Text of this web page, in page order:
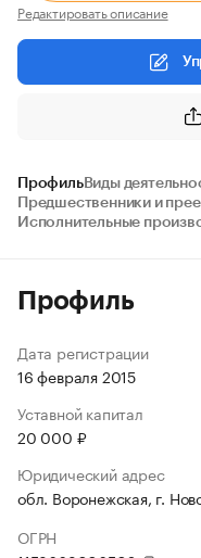
Редактировать описание
ПрофильВиды
Предшественники и
Исполнительные
Профиль
Дата регистрации
16 февраля 2015
Уставной капитал
20 000 ₽
Юридический адрес
обл. Воронежская, г.
ОГРН